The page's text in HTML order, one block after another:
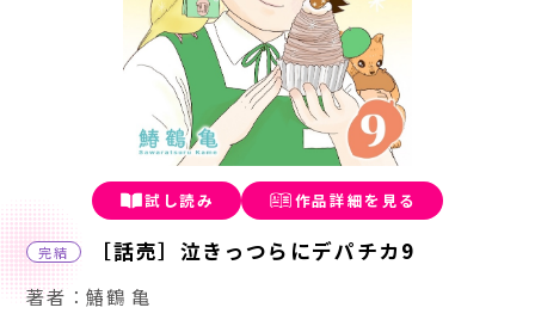
試し読み 作品詳細を見る
完結 ［話売］泣きっつらにデパチカ9
著者：鰆鶴 亀